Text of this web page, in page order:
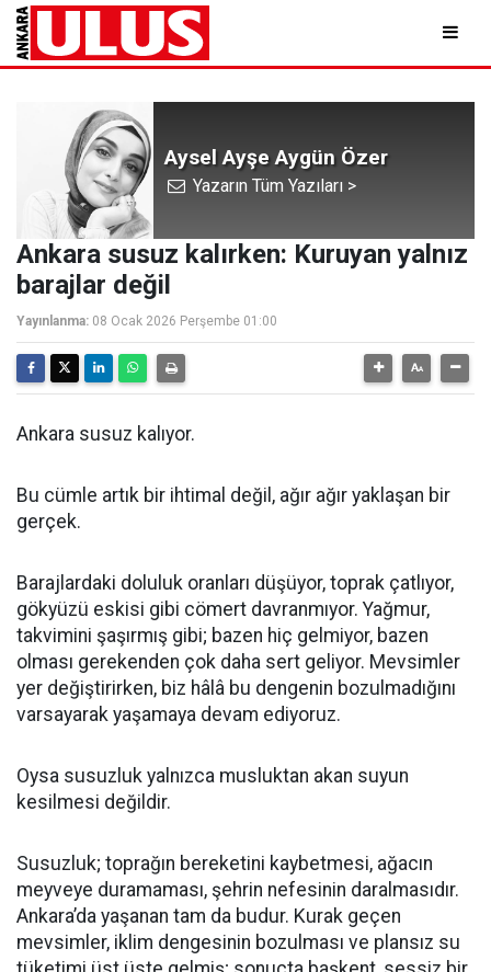
Aysel Ayşe Aygün Özer
Yazarın Tüm Yazıları >
Ankara susuz kalırken: Kuruyan yalnız
barajlar değil
Yayınlanma: 08 Ocak 2026 Perşembe 01:00
Ankara susuz kalıyor.
Bu cümle artık bir ihtimal değil, ağır ağır yaklaşan bir
gerçek.
Barajlardaki doluluk oranları düşüyor, toprak çatlıyor,
gökyüzü eskisi gibi cömert davranmıyor. Yağmur,
takvimini şaşırmış gibi; bazen hiç gelmiyor, bazen
olması gerekenden çok daha sert geliyor. Mevsimler
yer değiştirirken, biz hâlâ bu dengenin bozulmadığını
varsayarak yaşamaya devam ediyoruz.
Oysa susuzluk yalnızca musluktan akan suyun
kesilmesi değildir.
Susuzluk; toprağın bereketini kaybetmesi, ağacın
meyveye duramaması, şehrin nefesinin daralmasıdır.
Ankara’da yaşanan tam da budur. Kurak geçen
mevsimler, iklim dengesinin bozulması ve plansız su